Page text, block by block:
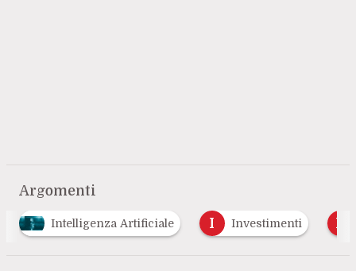
Argomenti
I Investimenti P Partnership R Rete